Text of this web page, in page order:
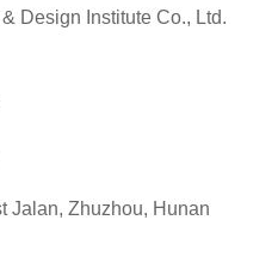
Design Institute Co., Ltd.
Jalan, Zhuzhou, Hunan